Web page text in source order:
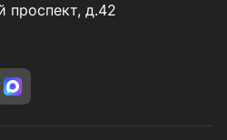
проспект, д.42